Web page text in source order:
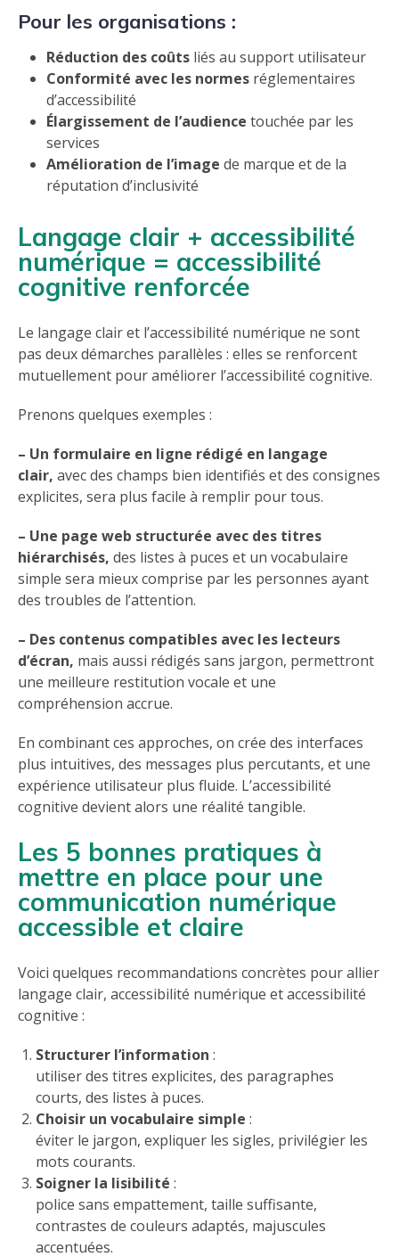
Pour les organisations :
Réduction des coûts liés au support utilisateur
Conformité avec les normes réglementaires
d’accessibilité
Élargissement de l’audience touchée par les
services
Amélioration de l’image de marque et de la
réputation d’inclusivité
Langage clair + accessibilité
numérique = accessibilité
cognitive renforcée
Le langage clair et l’accessibilité numérique ne sont
pas deux démarches parallèles : elles se renforcent
mutuellement pour améliorer l’accessibilité cognitive.
Prenons quelques exemples :
– Un formulaire en ligne rédigé en langage
clair, avec des champs bien identifiés et des consignes
explicites, sera plus facile à remplir pour tous.
– Une page web structurée avec des titres
hiérarchisés, des listes à puces et un vocabulaire
simple sera mieux comprise par les personnes ayant
des troubles de l’attention.
– Des contenus compatibles avec les lecteurs
d’écran, mais aussi rédigés sans jargon, permettront
une meilleure restitution vocale et une
compréhension accrue.
En combinant ces approches, on crée des interfaces
plus intuitives, des messages plus percutants, et une
expérience utilisateur plus fluide. L’accessibilité
cognitive devient alors une réalité tangible.
Les 5 bonnes pratiques à
mettre en place pour une
communication numérique
accessible et claire
Voici quelques recommandations concrètes pour allier
langage clair, accessibilité numérique et accessibilité
cognitive :
Structurer l’information :
utiliser des titres explicites, des paragraphes
courts, des listes à puces.
Choisir un vocabulaire simple :
éviter le jargon, expliquer les sigles, privilégier les
mots courants.
Soigner la lisibilité :
police sans empattement, taille suffisante,
contrastes de couleurs adaptés, majuscules
accentuées.